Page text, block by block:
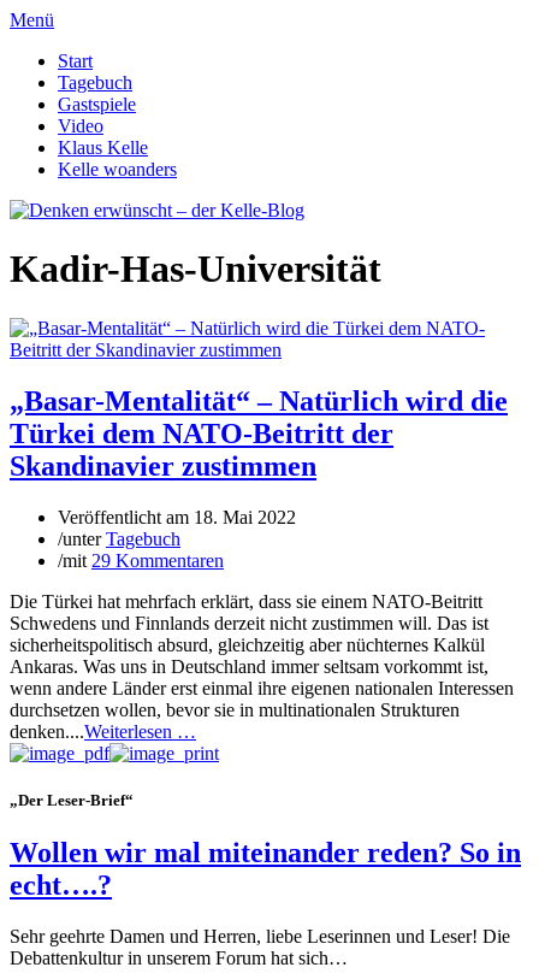
Menü
Start
Tagebuch
Gastspiele
Video
Klaus Kelle
Kelle woanders
Kadir-Has-Universität
„Basar-Mentalität“ – Natürlich wird die
Türkei dem NATO-Beitritt der
Skandinavier zustimmen
Veröffentlicht am 18. Mai 2022
/unterTagebuch
/mit 29 Kommentaren
Die Türkei hat mehrfach erklärt, dass sie einem NATO-Beitritt
Schwedens und Finnlands derzeit nicht zustimmen will. Das ist
sicherheitspolitisch absurd, gleichzeitig aber nüchternes Kalkül
Ankaras. Was uns in Deutschland immer seltsam vorkommt ist,
wenn andere Länder erst einmal ihre eigenen nationalen Interessen
durchsetzen wollen, bevor sie in multinationalen Strukturen
denken....Weiterlesen …
„Der Leser-Brief“
Wollen wir mal miteinander reden? So in
echt….?
Sehr geehrte Damen und Herren, liebe Leserinnen und Leser! Die
Debattenkultur in unserem Forum hat sich…